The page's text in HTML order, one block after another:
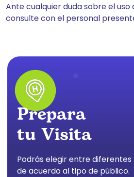
Ante cualquier duda sobre el
consulte con el personal
Prepara
tu Visita
Podrás elegir entre
de acuerdo al tipo de público.